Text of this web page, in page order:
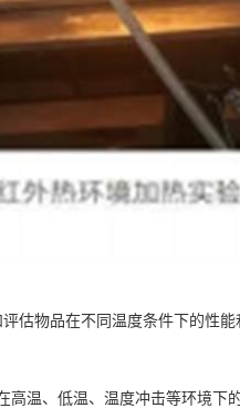
估物品在不同温度条件下的性
温、低温、温度冲击等环境下